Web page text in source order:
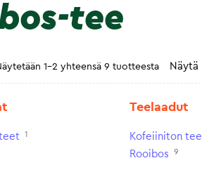
tee
1-2 yhteensä 9 tuotteesta Näytä
1
Teelaadut
Kofeiiniton tee
Rooibos 9